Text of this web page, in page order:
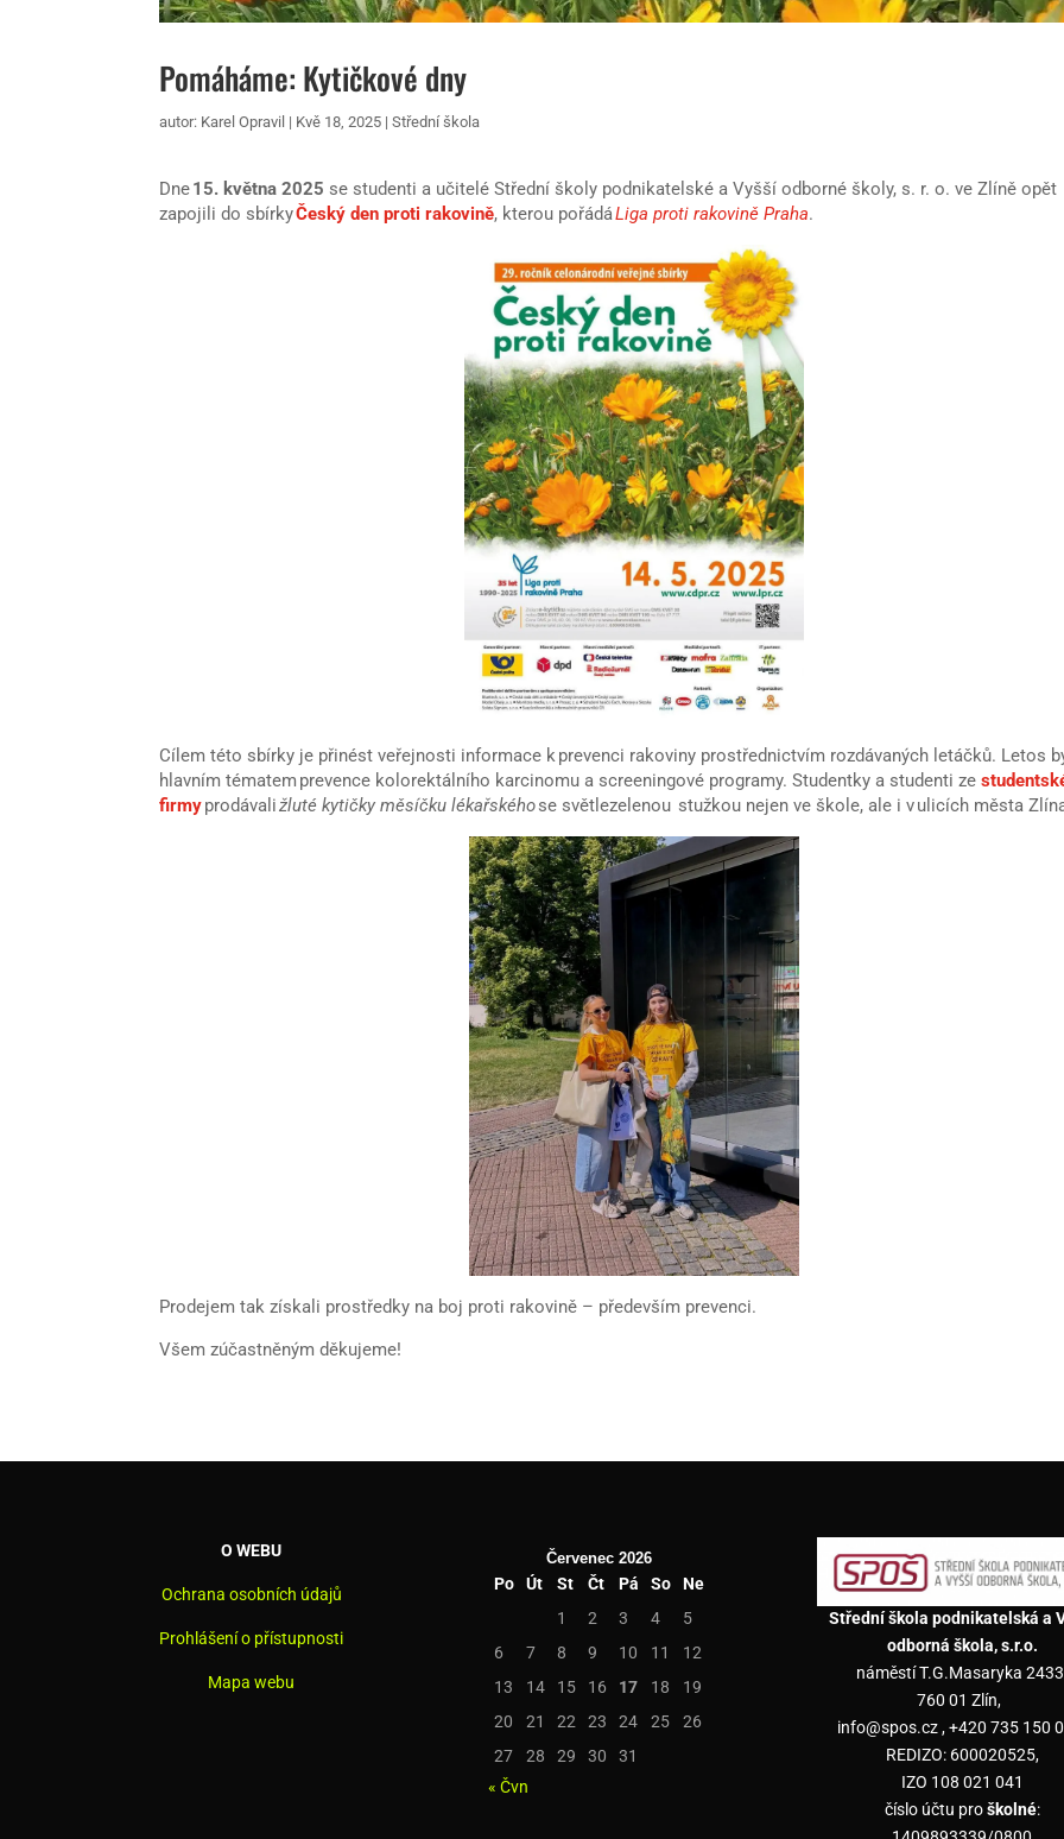
Pomáháme: Kytičkové dny
autor: Karel Opravil | Kvě 18, 2025 |Střední škola
Dne15. května 2025 se studenti a učitelé Střední školy podnikatelské a Vyšší odborné školy, s. r. o. ve Zlíně opět
zapojili do sbírkyČeský den proti rakovině, kterou pořádáLiga proti rakovině Praha.
Cílem této sbírky je přinést veřejnosti informace k prevenci rakoviny prostřednictvím rozdávaných letáčků. Letos
hlavním tématem prevence kolorektálního karcinomu a screeningové programy. Studentky a studenti ze
firmyprodávaližluté kytičky měsíčku lékařskéhose světlezelenou stužkou nejen ve škole, ale i v ulicích města
Prodejem tak získali prostředky na boj proti rakovině – především prevenci.
Všem zúčastněným děkujeme!
O WEBU
Ochrana osobních údajů
Prohlášení o přístupnosti
Mapa webu
Červenec 2026
Po Út St Čt Pá So
Ne
1
2 3 4
5
6
7 8 9 10 11
12
13
14 15 16 17 18
19
20
21 22 23 24 25
26
27
28 29 30
31
« Čvn
Střední škola podnikatelská a
odborná škola, s.r.o.
náměstí T.G.Masaryka
760 01 Zlín,
info@spos.cz , +420 735 150
REDIZO: 600020525,
IZO 108 021 041
číslo účtu proškolné: